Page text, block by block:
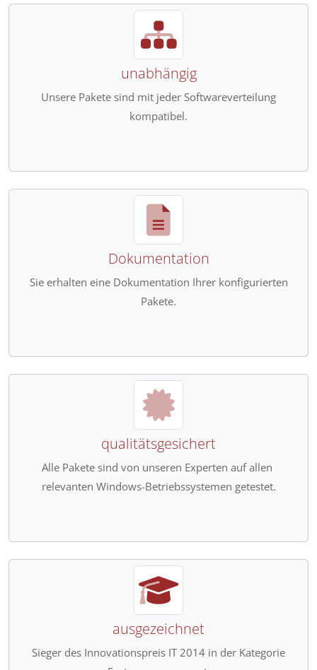
unabhängig
Unsere Pakete sind mit jeder Softwareverteilung
kompatibel.
Dokumentation
Sie erhalten eine Dokumentation Ihrer konfigurierten
Pakete.
qualitätsgesichert
Alle Pakete sind von unseren Experten auf allen
relevanten Windows-Betriebssystemen getestet.
ausgezeichnet
Sieger des Innovationspreis IT 2014 in der Kategorie